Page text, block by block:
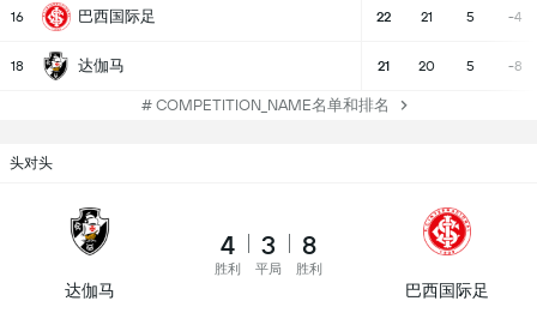
16 巴西国际足 22 21 5 -4
18 达伽马 21 20 5 -8
# COMPETITION_NAME名单和排名
头对头
达伽马
4
胜利
3
平局
8
胜利
巴西国际足